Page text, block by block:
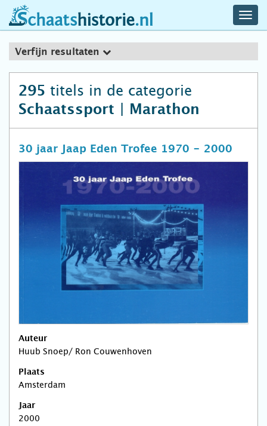
schaatshistorie.nl
Verfijn resultaten
295 titels in de categorie
Schaatssport | Marathon
30 jaar Jaap Eden Trofee 1970 - 2000
Auteur
Huub Snoep/ Ron Couwenhoven
Plaats
Amsterdam
Jaar
2000